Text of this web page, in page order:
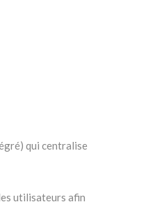
qui centralise
utilisateurs afin